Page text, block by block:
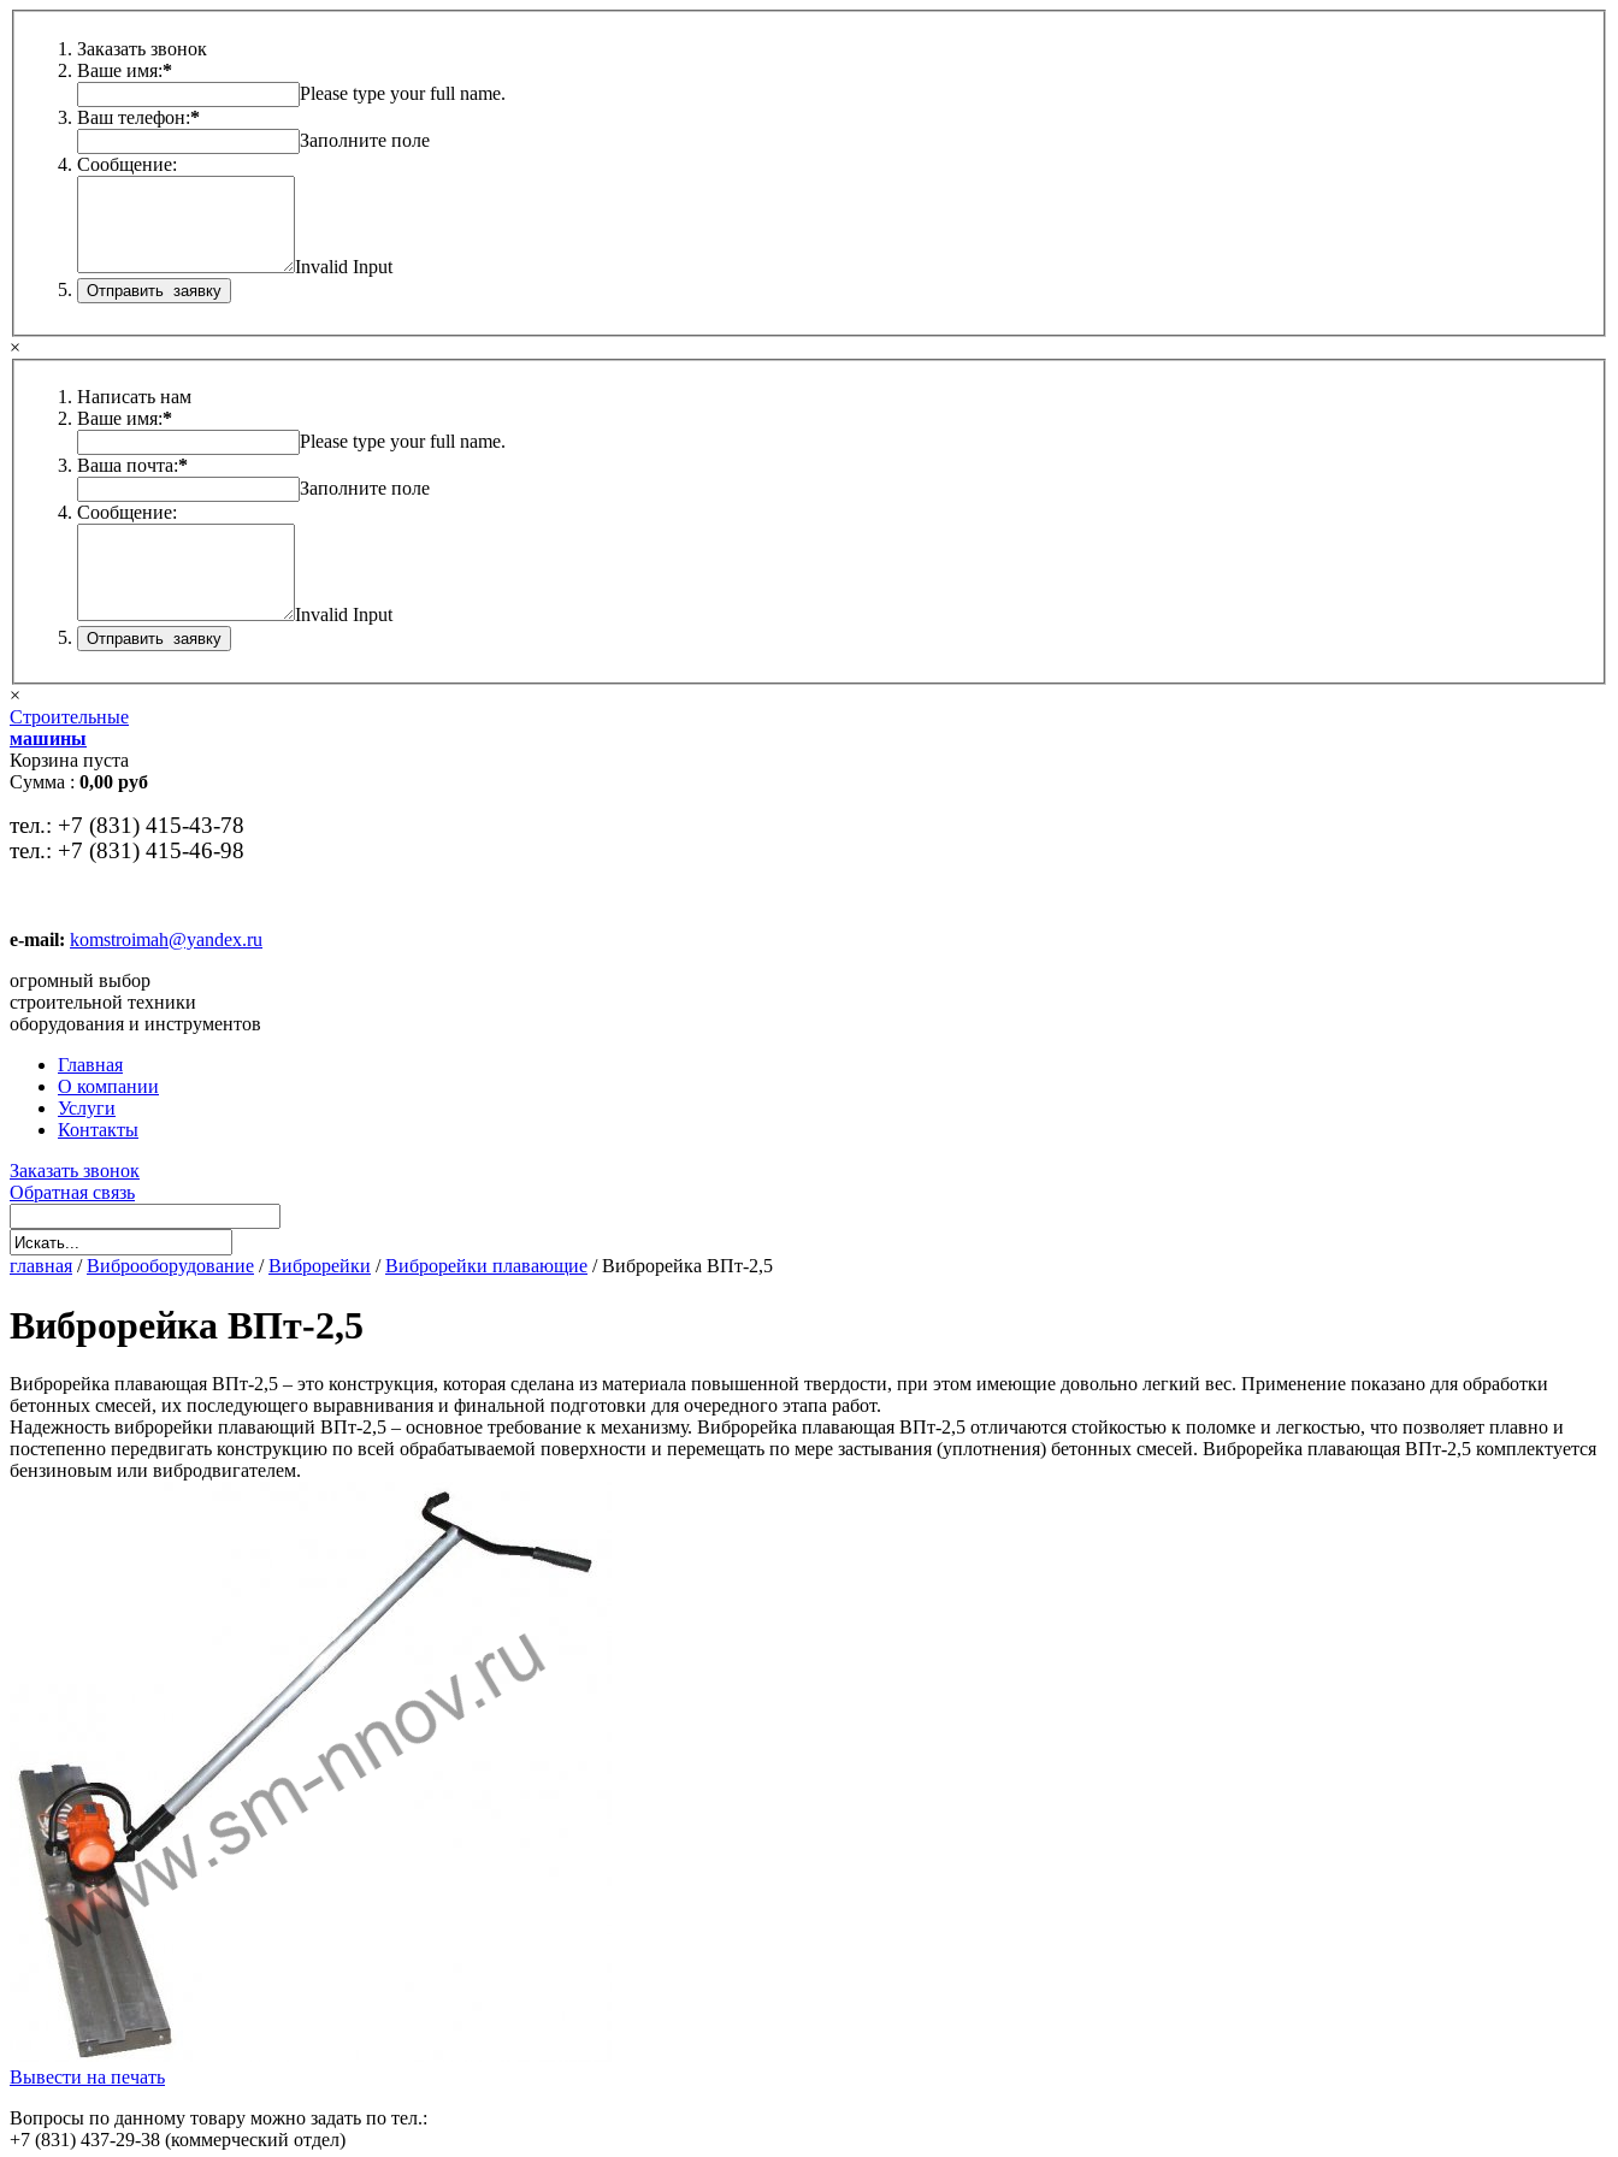
Заказать звонок
Ваше имя:*
Please type your full name.
Ваш телефон:*
Заполните поле
Сообщение:
Invalid Input
×
Написать нам
Ваше имя:*
Please type your full name.
Ваша почта:*
Заполните поле
Сообщение:
Invalid Input
×
Строительные
машины
Корзина пуста
Сумма : 0,00 руб
тел.: +7 (831) 415-43-78
тел.: +7 (831) 415-46-98
e-mail: komstroimah@yandex.ru
огромный выбор
строительной техники
оборудования и инструментов
Главная
О компании
Услуги
Контакты
Заказать звонок
Обратная связь
главная /Виброоборудование /Виброрейки /Виброрейки плавающие /Виброрейка ВПт-2,5
Виброрейка ВПт-2,5
Виброрейка плавающая ВПт-2,5 – это конструкция, которая сделана из материала повышенной твердости, при этом имеющие довольно легкий вес. Применение показано для обработки
бетонных смесей, их последующего выравнивания и финальной подготовки для очередного этапа работ.
Надежность виброрейки плавающий ВПт-2,5 – основное требование к механизму. Виброрейка плавающая ВПт-2,5 отличаются стойкостью к поломке и легкостью, что позволяет плавно и
постепенно передвигать конструкцию по всей обрабатываемой поверхности и перемещать по мере застывания (уплотнения) бетонных смесей. Виброрейка плавающая ВПт-2,5 комплектуется
бензиновым или вибродвигателем.
Вывести на печать
Вопросы по данному товару можно задать по тел.:
+7 (831) 437-29-38 (коммерческий отдел)